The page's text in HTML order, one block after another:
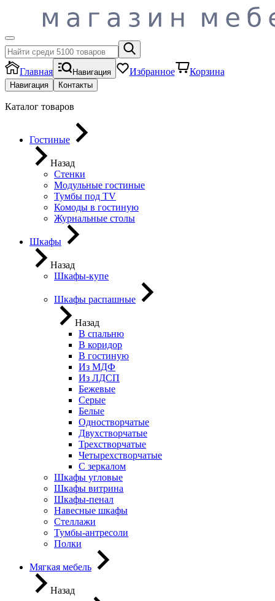
Главная Навигация Избранное Корзина
Навигация Контакты
Каталог товаров
Гостиные
Назад
Стенки
Модульные гостиные
Тумбы под ТV
Комоды в гостиную
Журнальные столы
Шкафы
Назад
Шкафы-купе
Шкафы распашные
Назад
В спальню
В коридор
В гостиную
Из МДФ
Из ЛДСП
Бежевые
Серые
Белые
Одностворчатые
Двухстворчатые
Трехстворчатые
Четырехстворчатые
С зеркалом
Шкафы угловые
Шкафы витрина
Шкафы-пенал
Навесные шкафы
Стеллажи
Тумбы-антресоли
Полки
Мягкая мебель
Назад